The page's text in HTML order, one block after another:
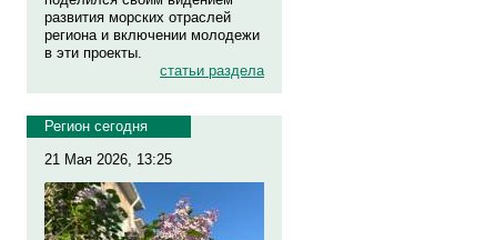
развития морских отраслей
региона и включении молодежи
в эти проекты.
статьи раздела
Регион сегодня
21 Мая 2026, 13:25